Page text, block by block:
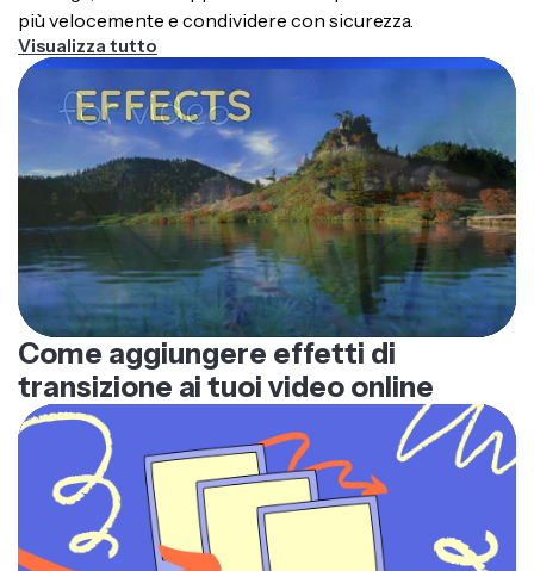
più velocemente e condividere con sicurezza.
Visualizza tutto
Come aggiungere effetti di
transizione ai tuoi video online